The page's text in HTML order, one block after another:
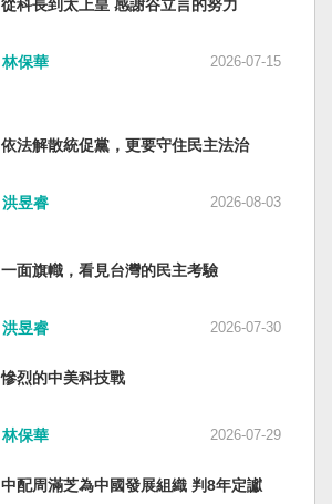
從科長到太上皇 感謝谷立言的努力
林保華 2026-07-15
依法解散統促黨，更要守住民主法治
洪昱睿 2026-08-03
一面旗幟，看見台灣的民主考驗
洪昱睿 2026-07-30
慘烈的中美科技戰
林保華 2026-07-29
中配周滿芝為中國發展組織 判8年定讞